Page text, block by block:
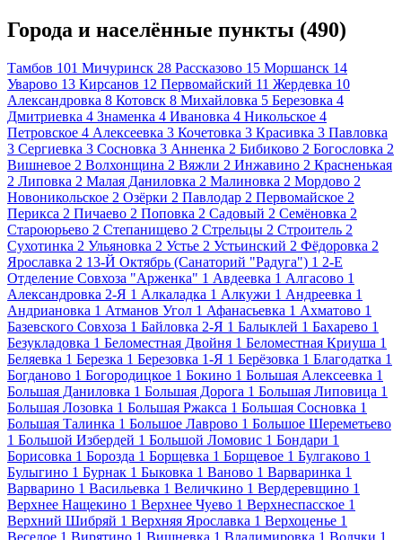
Города и населённые пункты (490)
Тамбов 101 Мичуринск 28 Рассказово 15 Моршанск 14
Уварово 13 Кирсанов 12 Первомайский 11 Жердевка 10
Александровка 8 Котовск 8 Михайловка 5 Березовка 4
Дмитриевка 4 Знаменка 4 Ивановка 4 Никольское 4
Петровское 4 Алексеевка 3 Кочетовка 3 Красивка 3 Павловка
3 Сергиевка 3 Сосновка 3 Анненка 2 Бибиково 2 Богословка 2
Вишневое 2 Волхонщина 2 Вяжли 2 Инжавино 2 Красненькая
2 Липовка 2 Малая Даниловка 2 Малиновка 2 Мордово 2
Новоникольское 2 Озёрки 2 Павлодар 2 Первомайское 2
Перикса 2 Пичаево 2 Поповка 2 Садовый 2 Семёновка 2
Староюрьево 2 Степанищево 2 Стрельцы 2 Строитель 2
Сухотинка 2 Ульяновка 2 Устье 2 Устьинский 2 Фёдоровка 2
Ярославка 2 13-Й Октябрь (Санаторий "Радуга") 1 2-Е
Отделение Совхоза "Арженка" 1 Авдеевка 1 Алгасово 1
Александровка 2-Я 1 Алкаладка 1 Алкужи 1 Андреевка 1
Андриановка 1 Атманов Угол 1 Афанасьевка 1 Ахматово 1
Базевского Совхоза 1 Байловка 2-Я 1 Балыклей 1 Бахарево 1
Безукладовка 1 Беломестная Двойня 1 Беломестная Криуша 1
Беляевка 1 Березка 1 Березовка 1-Я 1 Берёзовка 1 Благодатка 1
Богданово 1 Богородицкое 1 Бокино 1 Большая Алексеевка 1
Большая Даниловка 1 Большая Дорога 1 Большая Липовица 1
Большая Лозовка 1 Большая Ржакса 1 Большая Сосновка 1
Большая Талинка 1 Большое Лаврово 1 Большое Шереметьево
1 Большой Избердей 1 Большой Ломовис 1 Бондари 1
Борисовка 1 Борозда 1 Борщевка 1 Борщевое 1 Булгаково 1
Булыгино 1 Бурнак 1 Быковка 1 Ваново 1 Варваринка 1
Варварино 1 Васильевка 1 Величкино 1 Вердеревщино 1
Верхнее Нащекино 1 Верхнее Чуево 1 Верхнеспасское 1
Верхний Шибряй 1 Верхняя Ярославка 1 Верхоценье 1
Веселое 1 Вирятино 1 Вишневка 1 Владимировка 1 Волчки 1